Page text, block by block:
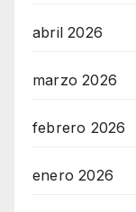
abril 2026
marzo 2026
febrero 2026
enero 2026